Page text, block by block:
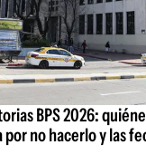
BPS 2026:
no hacerlo y las